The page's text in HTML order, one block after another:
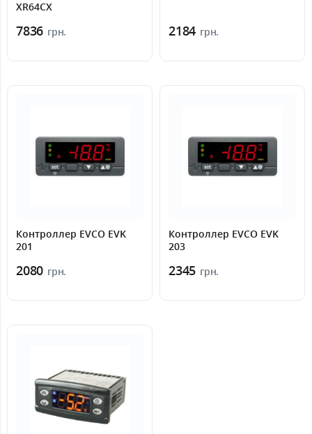
XR64CX
7836 грн. 2184 грн.
Контроллер EVCO EVK
201
2080 грн.
Контроллер EVCO EVK
203
2345 грн.